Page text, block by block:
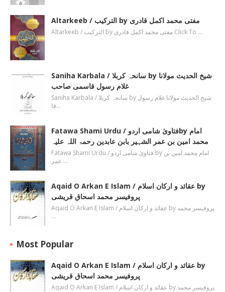
Altarkeeb / الترکیب by مفتی محمد اکمل قادری
Altarkeeb / الترکیب by مفتی محمد اکمل قادری Click To …
Saniha Karbala / سانحہ کربلا by شیخ الحدیث مولانا
غلام رسول قاسمی صاحب
Saniha Karbala / سانحہ کربلا by شیخ الحدیث مولانا غلام رسول
قا…
Fatawa Shami Urdu / فتاویٰ شامی اردوby امام
محمد امین بن عمر الشہیر بابن عابدین رحمۃ اللہ علیہ
Fatawa Shami Urdu / فتاویٰ شامی اردو by امام محمد امین بن
عمر …
Aqaid O Arkan E Islam / عقائد و ارکان اسلام by
پروفیسر محمد اسحاق قریشی
Aqaid O Arkan E Islam / عقائد و ارکان اسلام by پروفیسر محمد
…
Most Popular
Aqaid O Arkan E Islam / عقائد و ارکان اسلام by
پروفیسر محمد اسحاق قریشی
Aqaid O Arkan E Islam / عقائد و ارکان اسلام by پروفیسر محمد